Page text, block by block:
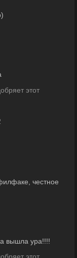
этот
честное
вышла ура!!!!